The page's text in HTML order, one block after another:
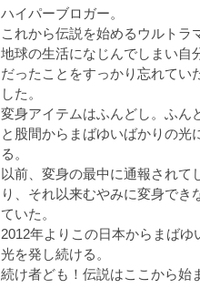
ハイパーブロガー。
これから伝説を始めるウルトラ
地球の生活になじんでしまい自
だったことをすっかり忘れてい
した。
変身アイテムはふんどし。ふん
と股間からまばゆいばかりの光
る。
以前、変身の最中に通報されて
り、それ以来むやみに変身でき
ていた。
2012年よりこの日本からまばゆ
光を発し続ける。
続け者ども！伝説はここから始